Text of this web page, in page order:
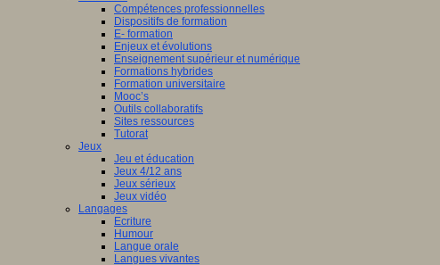
Compétences professionnelles
Dispositifs de formation
E- formation
Enjeux et évolutions
Enseignement supérieur et numérique
Formations hybrides
Formation universitaire
Mooc’s
Outils collaboratifs
Sites ressources
Tutorat
Jeux
Jeu et éducation
Jeux 4/12 ans
Jeux sérieux
Jeux vidéo
Langages
Ecriture
Humour
Langue orale
Langues vivantes